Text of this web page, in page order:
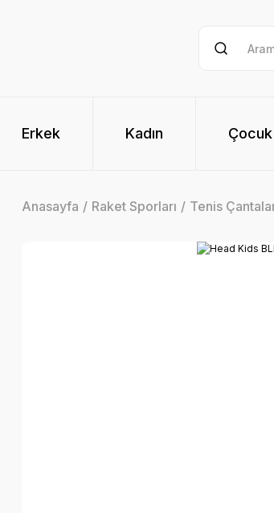
Erkek Kadın Çocuk
Anasayfa Raket Sporları Tenis